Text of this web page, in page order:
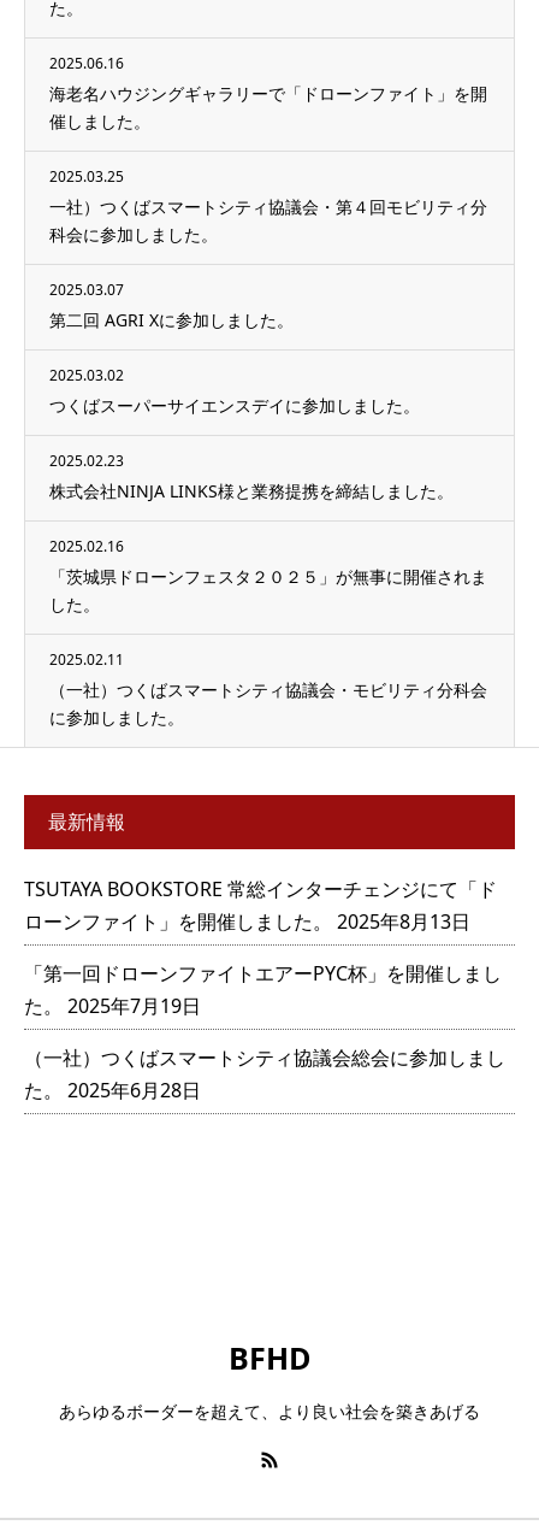
た。
2025.06.16
海老名ハウジングギャラリーで「ドローンファイト」を開
催しました。
2025.03.25
一社）つくばスマートシティ協議会・第４回モビリティ分
科会に参加しました。
2025.03.07
第二回 AGRI Xに参加しました。
2025.03.02
つくばスーパーサイエンスデイに参加しました。
2025.02.23
株式会社NINJA LINKS様と業務提携を締結しました。
2025.02.16
「茨城県ドローンフェスタ２０２５」が無事に開催されま
した。
2025.02.11
（一社）つくばスマートシティ協議会・モビリティ分科会
に参加しました。
最新情報
TSUTAYA BOOKSTORE 常総インターチェンジにて「ド
ローンファイト」を開催しました。
2025年8月13日
「第一回ドローンファイトエアーPYC杯」を開催しまし
た。
2025年7月19日
（一社）つくばスマートシティ協議会総会に参加しまし
た。
2025年6月28日
BFHD
あらゆるボーダーを超えて、より良い社会を築きあげる